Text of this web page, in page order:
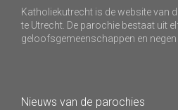
Katholiekutrecht is de website van
te Utrecht. De parochie bestaat uit
geloofsgemeenschappen en
Nieuws van de parochies